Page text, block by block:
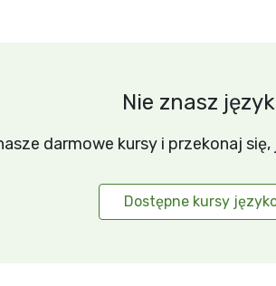
Nie znasz
darmowe kursy i przekonaj
Dostępne kursy